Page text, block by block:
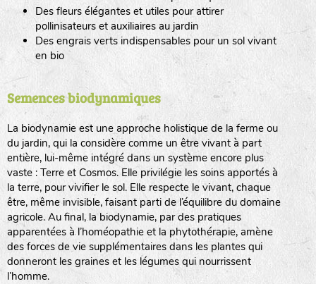
Des fleurs élégantes et utiles pour attirer
pollinisateurs et auxiliaires au jardin
Des engrais verts indispensables pour un sol vivant
en bio
Semences biodynamiques
La biodynamie est une approche holistique de la ferme ou
du jardin, qui la considère comme un être vivant à part
entière, lui-même intégré dans un système encore plus
vaste : Terre et Cosmos. Elle privilégie les soins apportés à
la terre, pour vivifier le sol. Elle respecte le vivant, chaque
être, même invisible, faisant parti de l’équilibre du domaine
agricole. Au final, la biodynamie, par des pratiques
apparentées à l’homéopathie et la phytothérapie, amène
des forces de vie supplémentaires dans les plantes qui
donneront les graines et les légumes qui nourrissent
l’homme.
LA RÉFÉRENCE :F BEL20BPA1A (en haut à gauche)
F : Fleurs.
Les autres catégories étant :
fleurs
animaux domestiques
animaux sauvages
biodiversité cultivée